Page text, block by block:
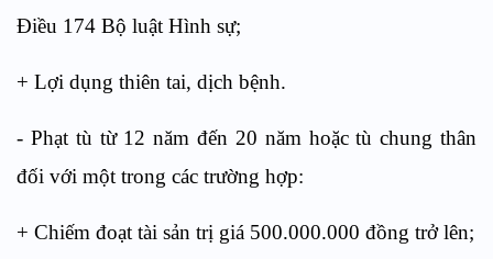
Điều 174 Bộ luật Hình sự;
+ Lợi dụng thiên tai, dịch bệnh.
- Phạt tù từ 12 năm đến 20 năm hoặc tù chung thân
đối với một trong các trường hợp:
+ Chiếm đoạt tài sản trị giá 500.000.000 đồng trở lên;